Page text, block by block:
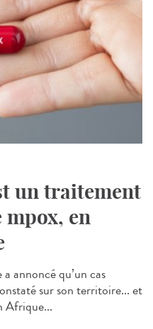
un traitement
mpox, en
annoncé qu’un cas
sur son territoire... et
Afrique...